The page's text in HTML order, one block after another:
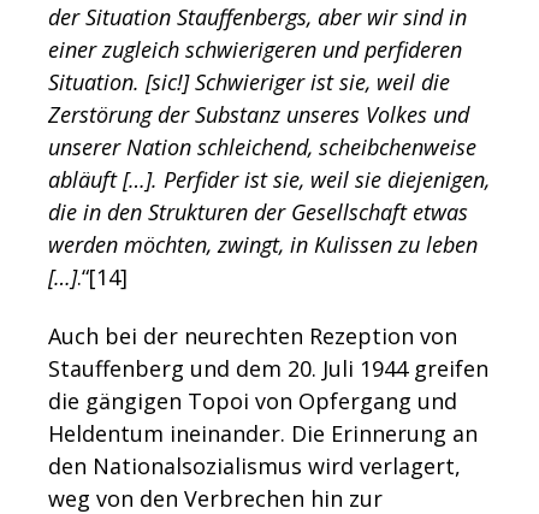
der Situation Stauffenbergs, aber wir sind in
einer zugleich schwierigeren und perfideren
Situation. [sic!] Schwieriger ist sie, weil die
Zerstörung der Substanz unseres Volkes und
unserer Nation schleichend, scheibchenweise
abläuft […]. Perfider ist sie, weil sie diejenigen,
die in den Strukturen der Gesellschaft etwas
werden möchten, zwingt, in Kulissen zu leben
[…].“[14]
Auch bei der neurechten Rezeption von
Stauffenberg und dem 20. Juli 1944 greifen
die gängigen Topoi von Opfergang und
Heldentum ineinander. Die Erinnerung an
den Nationalsozialismus wird verlagert,
weg von den Verbrechen hin zur